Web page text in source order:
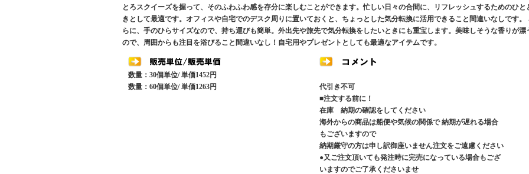
とろスクイーズを握って、そのふわふわ感を存分に楽しむことができます。忙しい日々の合間に、リフレッシュするためのひと
きとして最適です。オフィスや自宅でのデスク周りに置いておくと、ちょっとした気分転換に活用できること間違いなしです。
らに、手のひらサイズなので、持ち運びも簡単。外出先や旅先で気分転換をしたいときにも重宝します。美味しそうな香りが漂
ので、周囲からも注目を浴びること間違いなし！自宅用やプレゼントとしても最適なアイテムです。
数量：30個単位/ 単価1452円
数量：60個単位/ 単価1263円
代引き不可
■注文する前に！
在庫 納期の確認をしてください
海外からの商品は船便や気候の関係で 納期が遅れる場合
もございますので
納期厳守の方は申し訳御座いません注文をご遠慮ください
●又ご注文頂いても発注時に完売になっている場合もござ
いますのでご了承くださいませ